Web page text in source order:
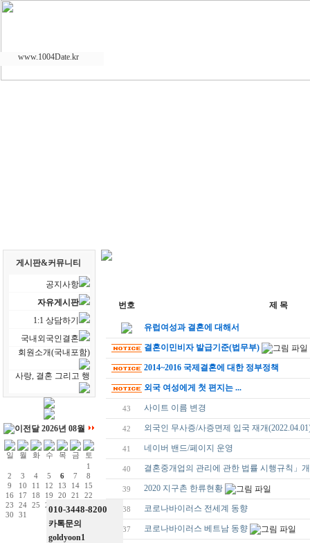
www.1004Date.kr
게시판&커뮤니티
공지사항
자유게시판
1:1 상담하기
국내외국인결혼
회원소개(국내포함)
사랑, 결혼 그리고 행
010-3448-8200
카톡문의
goldyoon1
2026년 08월
1
2
3 4 5 6 7
8
9
10 11 12 13 14
15
16
17 18 19 20 21
22
23
24 25 26 27 28
29
30
31
번호 제 목
유럽여성과 결혼에 대해서
결혼이민비자 발급기준(법무부)
2014~2016 국제결혼에 대한 정부정책
외국 여성에게 첫 편지는 ...
43 사이트 이름 변경
42 외국인 무사증/사증면제 입국 재개
41 네이버 밴드/페이지 운영
40 결혼중개업의 관리에 관한 법률 시행규칙」
39 2020 지구촌 한류현황
38 코로나바이러스 전세계 동향
37 코로나바이러스 베트남 동향